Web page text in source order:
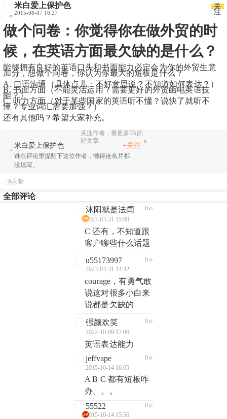
米白爱上保护色
2015-08-07 16:27
关
注
做个问卷：你觉得你在做外贸的时
候，在英语方面最欠缺的是什么？
能够拥有良好的英语口头和书面能力必定会为你的外贸生意
加分，想做个问卷，你认为你最大的短板是什么？
A. 口语沟通（具体点儿：不好意思说？不知道如何表达？）
B. 书面方面（不能灵活运用？需要更好的外贸函电英语技
能？）
C. 听力方面（对于某些国家的英语听不懂？说快了就听不
懂？专业词汇需要加强？）
还有其他吗？希望大家补充。
关注作者，看更多TA的
好文章
米白爱上保护色
谁在评论里提醒下这位作者，懒得连名片都
没填写。
+关注
8人赞
全部评论
沐阳就是法闻
2023-03-31 15:00
0
C 还有，不知道跟
客户聊些什么话题
u55173997
2023-03-31 14:32
0
courage，有勇气敢
说这对很多小白来
说都是欠缺的
强颜欢笑
2022-10-09 17:06
0
英语表达能力
jeffvape
2015-10-14 16:05
0
A B C 都有短板咋
办。。。
55522
2015-10-14 15:56
0